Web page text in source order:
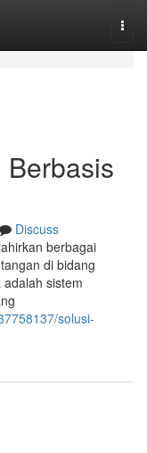
Discuss
berbagai
di bidang
sistem
solusi-